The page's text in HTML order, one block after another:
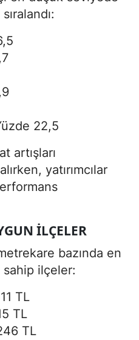
22,5
artışları
yatırımcılar
İLÇELER
bazında en
ilçeler:
TL
TL
TL